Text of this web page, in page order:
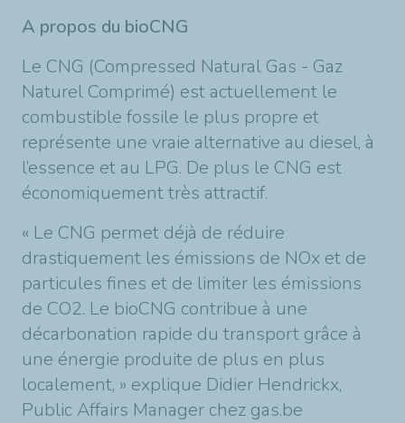
A propos du bioCNG
Le CNG (Compressed Natural Gas - Gaz
Naturel Comprimé) est actuellement le
combustible fossile le plus propre et
représente une vraie alternative au diesel, à
l’essence et au LPG. De plus le CNG est
économiquement très attractif.
« Le CNG permet déjà de réduire
drastiquement les émissions de NOx et de
particules fines et de limiter les émissions
de CO2. Le bioCNG contribue à une
décarbonation rapide du transport grâce à
une énergie produite de plus en plus
localement, » explique Didier Hendrickx,
Public Affairs Manager chez gas.be